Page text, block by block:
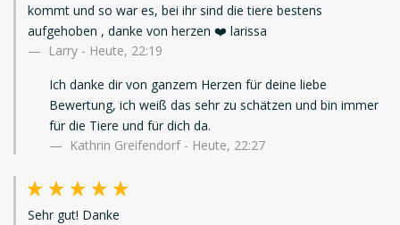
kommt und so war es, bei ihr sind die tiere bestens
aufgehoben , danke von herzen ❤️ larissa
Larry - Heute, 22:19
Ich danke dir von ganzem Herzen für deine liebe
Bewertung, ich weiß das sehr zu schätzen und bin immer
für die Tiere und für dich da.
Kathrin Greifendorf - Heute, 22:27
Sehr gut! Danke